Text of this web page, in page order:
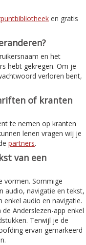
en gratis
en het
hebt gekregen. Om je
verloren bent,
of kranten
te nemen op kranten
lenen vragen wij je
partners.
van een
vormen. Sommige
audio, navigatie en tekst,
audio en navigatie.
Anderslezen-app enkel
Terwijl je de
ervan gemarkeerd